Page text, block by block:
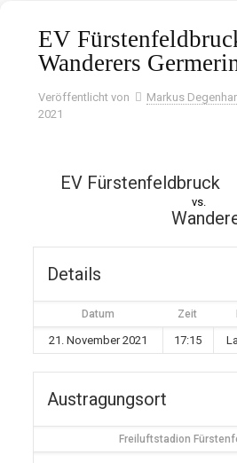
EV
Wanderers
Veröffentlicht von Markus
2021
EV Fürstenfeldbruck
vs.
Details
Datum Zeit
21. November 2021 17:15
Austragungsort
Freiluftstadion